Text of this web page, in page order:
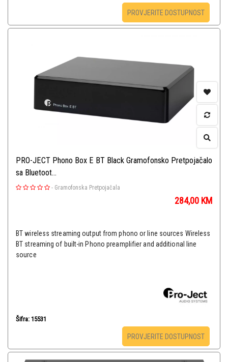
PROVJERITE DOSTUPNOST
PRO-JECT Phono Box E BT Black Gramofonsko Pretpojačalo
sa Bluetoot...
- Gramofonska Pretpojačala
284,00 KM
BT wireless streaming output from phono or line sources Wireless
BT streaming of built-in Phono preamplifier and additional line
source
Šifra: 15531
PROVJERITE DOSTUPNOST